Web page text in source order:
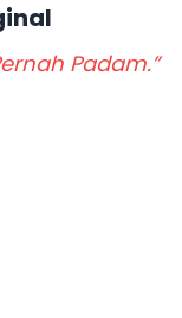
Padam.”